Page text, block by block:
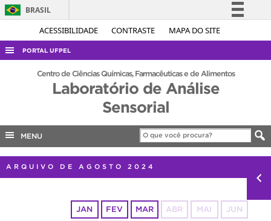
ACESSIBILIDADE CONTRASTE MAPA DO SITE
BRASIL
Simplifique!
Acesso à informação
PORTAL UFPEL
ACESSO À INFORMAÇÃO
AUDITORIA
CONCURSOS
Centro de Ciências Químicas, Farmacêuticas e de Alimentos
Laboratório de Análise
Sensorial
MENU
ARQUIVO DE AGOSTO 2024
JAN FEV MAR ABR MAI JUN